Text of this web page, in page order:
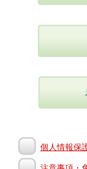
個人情報保